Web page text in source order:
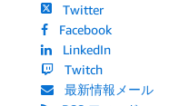
Twitter
Facebook
LinkedIn
Twitch
最新情報メール